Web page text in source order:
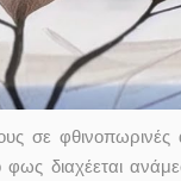
σε φθινοπωρινές
διαχέεται